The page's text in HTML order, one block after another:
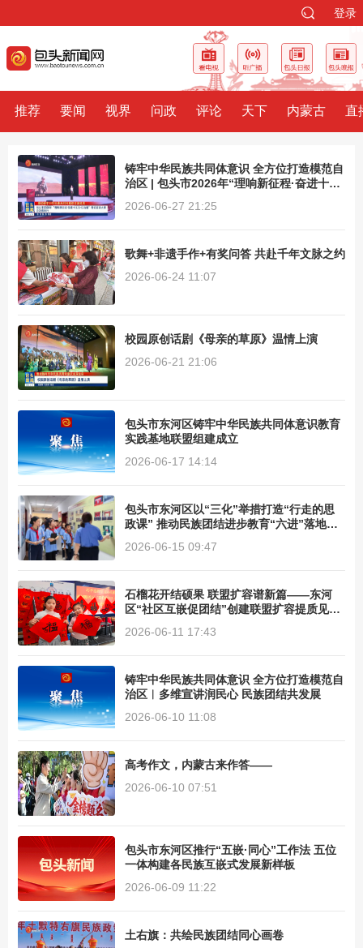
登录
推荐 要闻 视界 问政 评论 天下 内蒙古 直
铸牢中华民族共同体意识 全方位打造模范自
治区 | 包头市2026年“理响新征程·奋进十五
2026-06-27 21:25
歌舞+非遗手作+有奖问答 共赴千年文脉之约
2026-06-24 11:07
校园原创话剧《母亲的草原》温情上演
2026-06-21 21:06
包头市东河区铸牢中华民族共同体意识教育
实践基地联盟组建成立
2026-06-17 14:14
包头市东河区以“三化”举措打造“行走的思
政课” 推动民族团结进步教育“六进”落地见
2026-06-15 09:47
石榴花开结硕果 联盟扩容谱新篇——东河
区“社区互嵌促团结”创建联盟扩容提质见实
2026-06-11 17:43
铸牢中华民族共同体意识 全方位打造模范自
治区︱多维宣讲润民心 民族团结共发展
2026-06-10 11:08
高考作文，内蒙古来作答——
2026-06-10 07:51
包头市东河区推行“五嵌·同心”工作法 五位
一体构建各民族互嵌式发展新样板
2026-06-09 11:22
土右旗：共绘民族团结同心画卷